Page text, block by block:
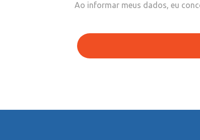
Ao informar meus dados, eu